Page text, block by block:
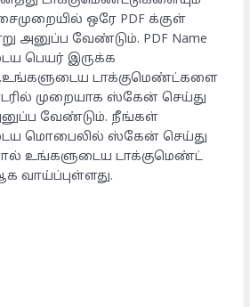
ஒரே PDF க்குள்
அனுப்ப வேண்டும். PDF Name
பெயர் இருக்க
டாக்குமெண்ட்களை
முறையாக ஸ்கேன் செய்து
வேண்டும். நீங்கள்
மொபைலில் ஸ்கேன் செய்து
உங்களுடைய டாக்குமெண்ட்
வாய்ப்புள்ளது.